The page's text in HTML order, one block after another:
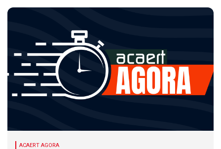
ACAERT AGORA